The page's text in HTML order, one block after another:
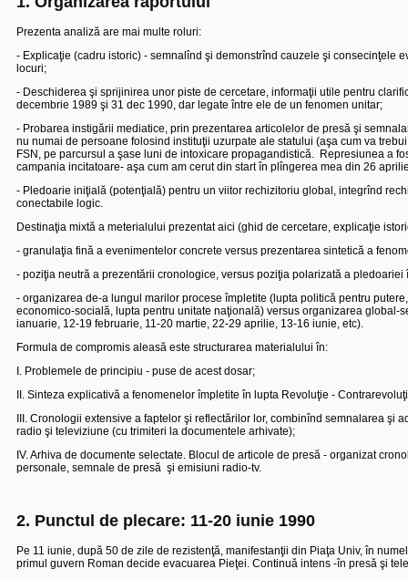
Prezenta analiză are mai multe roluri:
- Explicaţie (cadru istoric) - semnalînd şi demonstrînd cauzele şi consecinţele
locuri;
- Deschiderea şi sprijinirea unor piste de cercetare, informaţii utile pentru
decembrie 1989 şi 31 dec 1990, dar legate între ele de un fenomen unitar;
- Probarea instigării mediatice, prin prezentarea articolelor de presă şi
nu numai de persoane folosind instituţii uzurpate ale statului (aşa cum va
FSN, pe parcursul a şase luni de intoxicare propagandistică. Represiunea a
campania incitatoare- aşa cum am cerut din start în plîngerea mea din 26
- Pledoarie iniţială (potenţială) pentru un viitor rechizitoriu global, integrînd
conectabile logic.
Destinaţia mixtă a meterialului prezentat aici (ghid de cercetare, explicaţie
- granulaţia fină a evenimentelor concrete versus prezentarea sintetică a
- poziţia neutră a prezentării cronologice, versus poziţia polarizată a pledoariei
- organizarea de-a lungul marilor procese împletite (lupta politică pentru
economico-socială, lupta pentru unitate naţională) versus organizarea
ianuarie, 12-19 februarie, 11-20 martie, 22-29 aprilie, 13-16 iunie, etc).
Formula de compromis aleasă este structurarea materialului în:
I. Problemele de principiu - puse de acest dosar;
II. Sinteza explicativă a fenomenelor împletite în lupta Revoluţie -
III. Cronologii extensive a faptelor şi reflectărilor lor, combinînd semnalarea
radio şi televiziune (cu trimiteri la documentele arhivate);
IV. Arhiva de documente selectate. Blocul de articole de presă - organizat
personale, semnale de presă şi emisiuni radio-tv.
2. Punctul de plecare: 11-20 iunie 1990
Pe 11 iunie, după 50 de zile de rezistenţă, manifestanţii din Piaţa Univ, în
primul guvern Roman decide evacuarea Pieţei. Continuă intens -în presă şi